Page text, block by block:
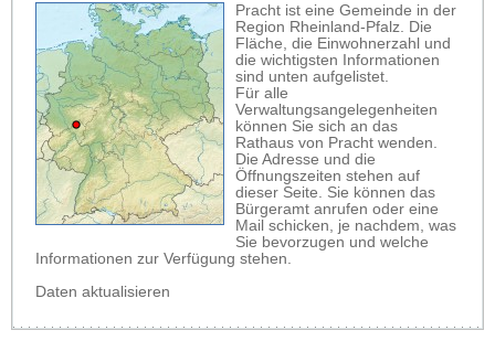
Pracht ist eine Gemeinde in der
Region Rheinland-Pfalz. Die
Fläche, die Einwohnerzahl und
die wichtigsten Informationen
sind unten aufgelistet.
Für alle
Verwaltungsangelegenheiten
können Sie sich an das
Rathaus von Pracht wenden.
Die Adresse und die
Öffnungszeiten stehen auf
dieser Seite. Sie können das
Bürgeramt anrufen oder eine
Mail schicken, je nachdem, was
Sie bevorzugen und welche
Informationen zur Verfügung stehen.
Daten aktualisieren